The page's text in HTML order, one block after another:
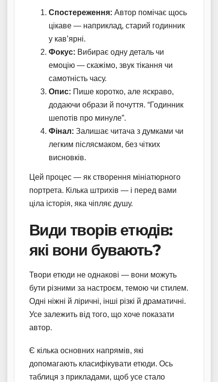
Спостереження: Автор помічає щось
цікаве — наприклад, старий годинник
у кав’ярні.
Фокус: Вибирає одну деталь чи
емоцію — скажімо, звук тікання чи
самотність часу.
Опис: Пише коротко, але яскраво,
додаючи образи й почуття. “Годинник
шепотів про минуле”.
Фінал: Залишає читача з думками чи
легким післясмаком, без чітких
висновків.
Цей процес — як створення мініатюрного
портрета. Кілька штрихів — і перед вами
ціла історія, яка чіпляє душу.
Види творів етюдів:
які вони бувають?
Твори етюди не однакові — вони можуть
бути різними за настроєм, темою чи стилем.
Одні ніжні й ліричні, інші різкі й драматичні.
Усе залежить від того, що хоче показати
автор.
Є кілька основних напрямів, які
допомагають класифікувати етюди. Ось
таблиця з прикладами, щоб усе стало